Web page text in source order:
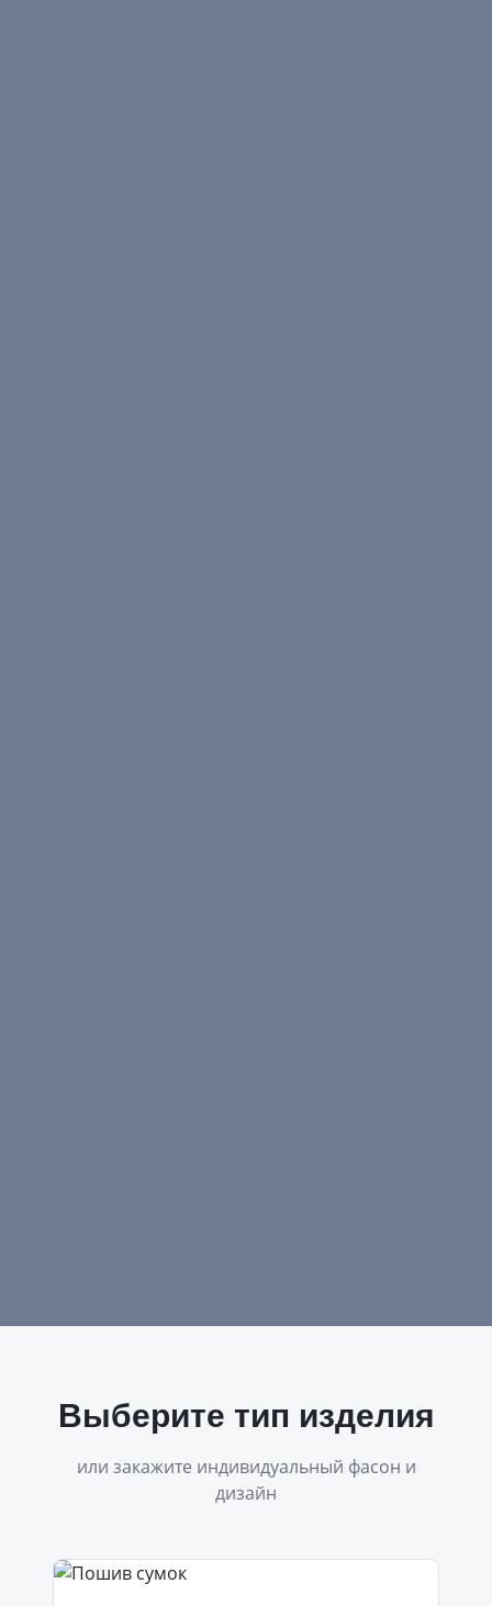
Выберите тип изделия
или закажите индивидуальный фасон и
дизайн